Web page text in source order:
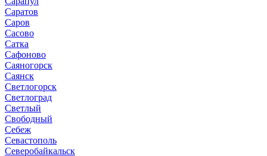
Саратов
Саров
Сасово
Сатка
Сафоново
Саяногорск
Саянск
Светлогорск
Светлоград
Светлый
Свободный
Себеж
Севастополь
Северобайкальск